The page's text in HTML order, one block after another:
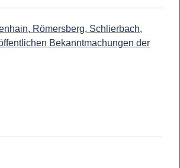
Römersberg, Schlierbach,
Bekanntmachungen der